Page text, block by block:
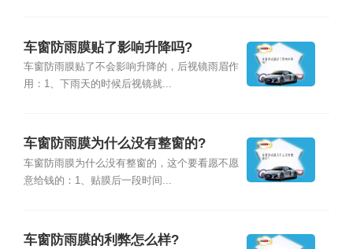
车窗防雨膜贴了影响升降吗?
车窗防雨膜贴了不会影响升降的，后视镜雨眉作
用：1、下雨天的时候后视镜就...
车窗防雨膜为什么没有整窗的?
车窗防雨膜为什么没有整窗的，这个要看愿不愿
意给钱的：1、贴膜后一段时间...
车窗防雨膜的利弊怎么样?